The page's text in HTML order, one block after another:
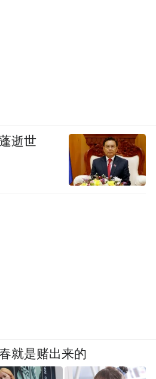
逝世
就是赌出来的